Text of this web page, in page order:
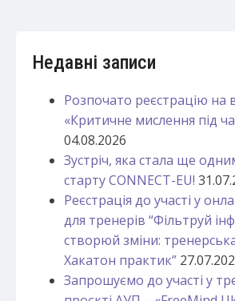
Недавні записи
Розпочато реєстрацію на
«Критичне мислення під
04.08.2026
Зустріч, яка стала ще
старту CONNECT-EU!
Реєстрація до участі у
для тренерів “Фільтруй
створюй зміни:
Хакатон практик”
Запрошуємо до участі у